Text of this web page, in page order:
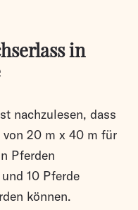
in
nachzulesen, dass
20 m x 40 m für
Pferden
10 Pferde
können.